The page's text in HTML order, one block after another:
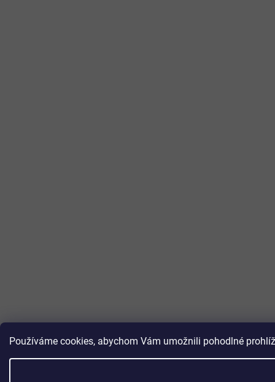
Používáme cookies, abychom Vám umožnili pohodlné